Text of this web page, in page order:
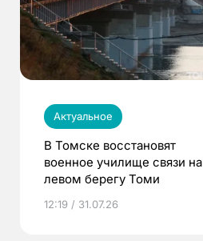
Актуальное
В Томске восстановят
военное училище связи на
левом берегу Томи
12:19 / 31.07.26